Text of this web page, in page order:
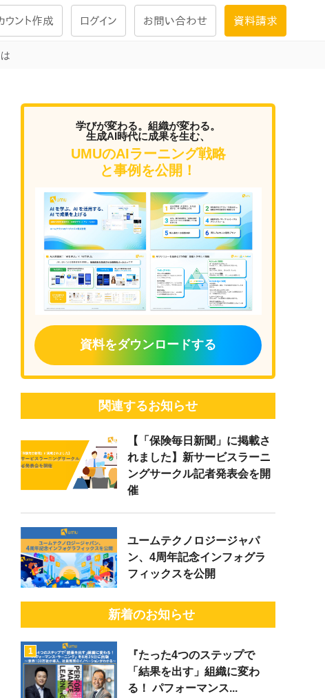
試験を受ける
大画面インタラクション
学習プログラム
ナレッジで
ウント作成 ログイン お問い合わせ 資料請求
学びが変わる。組織が変わる。
生成AI時代に成果を生む、
UMUのAIラーニング戦略
と事例を公開！
資料をダウンロードする
関連するお知らせ
【「保険毎日新聞」に掲載さ
れました】新サービスラーニ
ングサークル記者発表会を開
催
ユームテクノロジージャパ
ン、4周年記念インフォグラ
フィックスを公開
新着のお知らせ
1
『たった4つのステップで
「結果を出す」組織に変わ
る！ パフォーマンス...